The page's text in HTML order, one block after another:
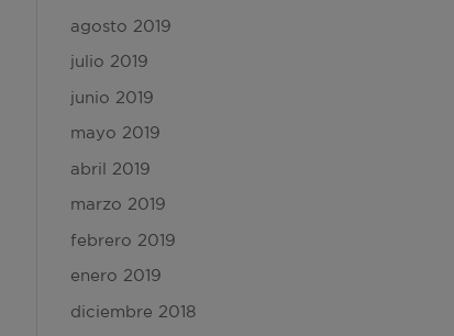
agosto 2019
julio 2019
junio 2019
mayo 2019
abril 2019
marzo 2019
febrero 2019
enero 2019
diciembre 2018